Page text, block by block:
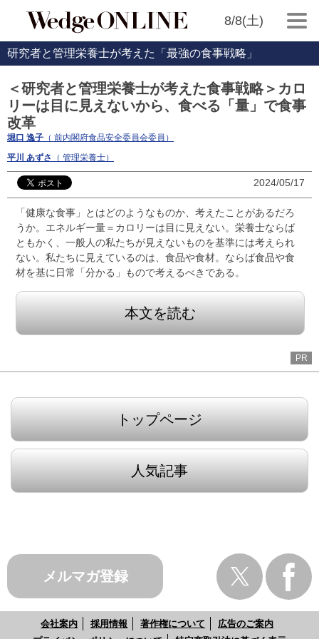
8/8(土)
研究者と管理栄養士が考えた「最強の食事戦略」
＜研究者と管理栄養士が考えた食事戦略＞カロ
リーは目に見えないから、食べる「量」で食事
改革
堀口 逸子 （ 前内閣府食品安全委員会委員）
平川 あずさ
（ 管理栄養士）
2024/05/17
「健康な食事」とはどのようなものか、考えたことがあるだろ
うか。エネルギー量＝カロリーは目に見えない。栄養士ならば
ともかく、一般人の私たちが見えないものを基準には考えられ
ない。私たちに見えているのは、食品や食材。ならば食品や食
材を基に日常「分かる」もので考えるべきである。
本文を読む
PR
トップページ
人気記事
メルマガ登録
会社案内 採用情報 著作権について
広告のご案内